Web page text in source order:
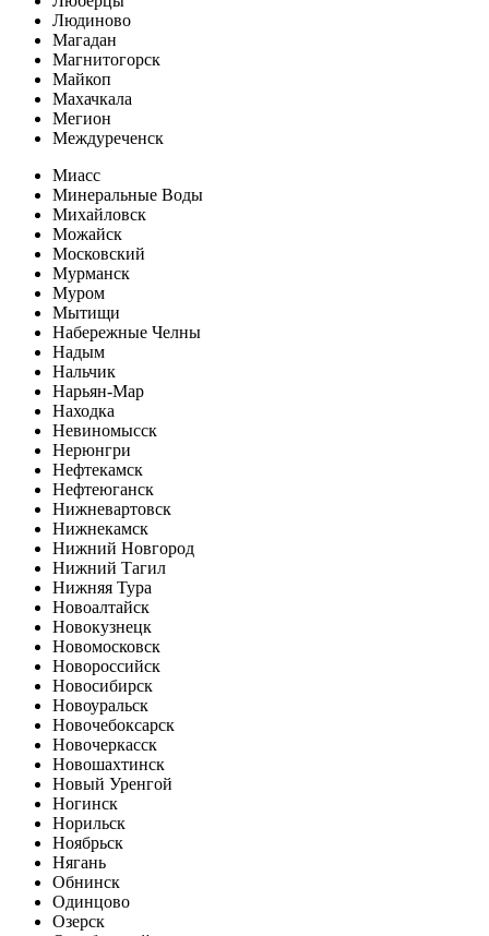
Людиново
Магадан
Магнитогорск
Майкоп
Махачкала
Мегион
Междуреченск
Миасс
Минеральные Воды
Михайловск
Можайск
Московский
Мурманск
Муром
Мытищи
Набережные Челны
Надым
Нальчик
Нарьян-Мар
Находка
Невиномысск
Нерюнгри
Нефтекамск
Нефтеюганск
Нижневартовск
Нижнекамск
Нижний Новгород
Нижний Тагил
Нижняя Тура
Новоалтайск
Новокузнецк
Новомосковск
Новороссийск
Новосибирск
Новоуральск
Новочебоксарск
Новочеркасск
Новошахтинск
Новый Уренгой
Ногинск
Норильск
Ноябрьск
Нягань
Обнинск
Одинцово
Озерск